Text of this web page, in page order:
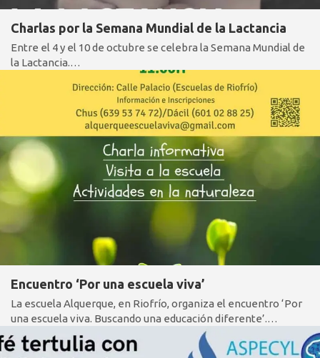
Charlas por la Semana Mundial de la Lactancia
Entre el 4 y el 10 de octubre se celebra la Semana Mundial de
la Lactancia.…
Encuentro ‘Por una escuela viva’
La escuela Alquerque, en Riofrío, organiza el encuentro ‘Por
una escuela viva. Buscando una educación diferente’.…